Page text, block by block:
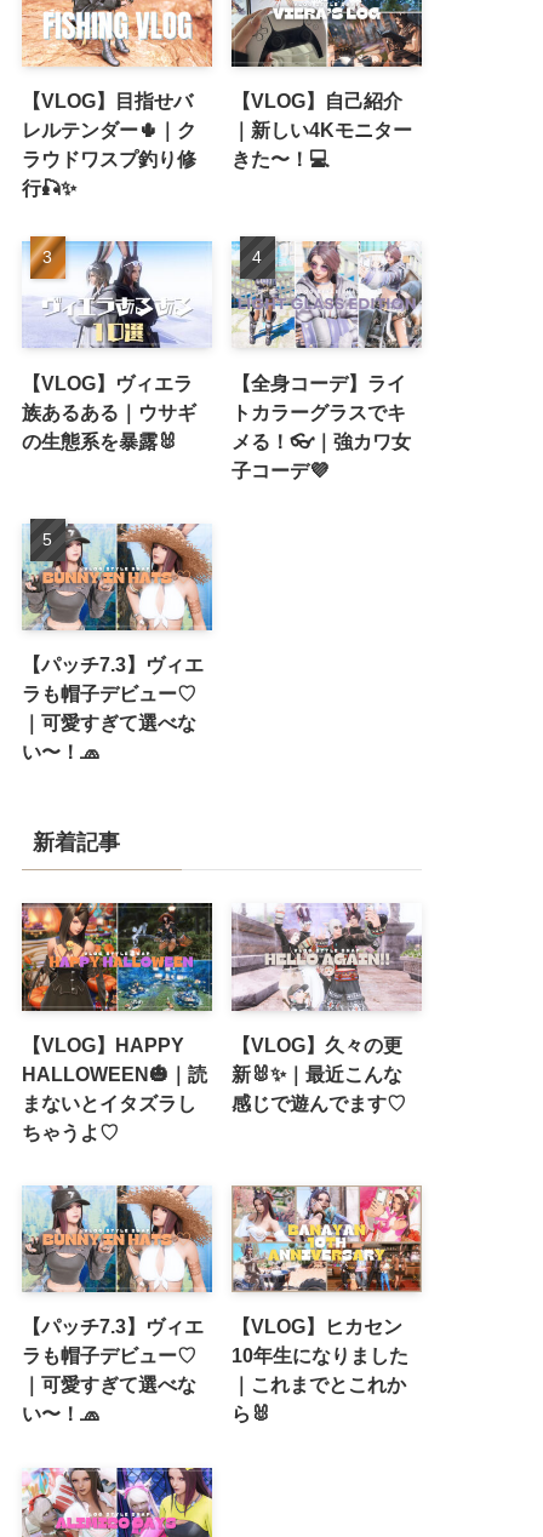
【VLOG】目指せバ
レルテンダー🌵｜ク
ラウドワスプ釣り修
行🎣✨
【VLOG】自己紹介
｜新しい4Kモニター
きた〜！💻
【VLOG】ヴィエラ
族あるある｜ウサギ
の生態系を暴露🐰
【全身コーデ】ライ
トカラーグラスでキ
メる！👓｜強カワ女
子コーデ💜
【パッチ7.3】ヴィエ
ラも帽子デビュー♡
｜可愛すぎて選べな
い〜！🧢
新着記事
【VLOG】HAPPY
HALLOWEEN🎃｜読
まないとイタズラし
ちゃうよ♡
【VLOG】久々の更
新🐰✨｜最近こんな
感じで遊んでます♡
【パッチ7.3】ヴィエ
ラも帽子デビュー♡
｜可愛すぎて選べな
い〜！🧢
【VLOG】ヒカセン
10年生になりました
｜これまでとこれか
ら🐰